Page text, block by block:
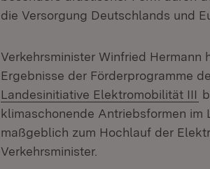
die Versorgung Deutschlands und
Verkehrsminister Winfried
Ergebnisse der Förderprogramme
Landesinitiative Elektromobilität III
klimaschonende Antriebsformen
maßgeblich zum Hochlauf der
Verkehrsminister.